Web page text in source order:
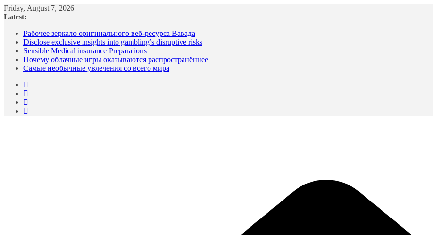
Friday, August 7, 2026
Latest:
Рабочее зеркало оригинального веб-ресурса Вавада
Disclose exclusive insights into gambling’s disruptive risks
Sensible Medical insurance Preparations
Почему облачные игры оказываются распространённее
Самые необычные увлечения со всего мира